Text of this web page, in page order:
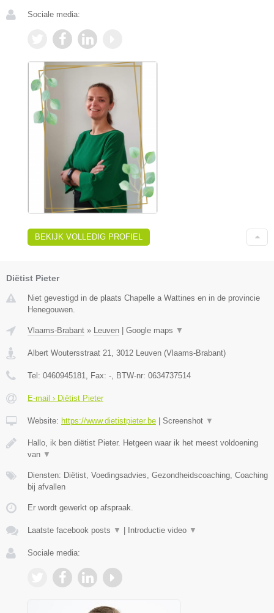
Sociale media:
BEKIJK VOLLEDIG PROFIEL
Diëtist Pieter
Niet gevestigd in de plaats Chapelle a Wattines en in de provincie
Henegouwen.
Vlaams-Brabant » Leuven | Google maps ▼
Albert Woutersstraat 21 3012 Leuven (Vlaams-Brabant)
Tel: 0460945181 , Fax: - , BTW-nr: 0634737514
E-mail › Diëtist Pieter
Website: https://www.dietistpieter.be | Screenshot ▼
Hallo, ik ben diëtist Pieter. Hetgeen waar ik het meest voldoening
van ▼
Diensten: Diëtist, Voedingsadvies, Gezondheidscoaching, Coaching
bij afvallen
Er wordt gewerkt op afspraak.
Laatste facebook posts ▼ | Introductie video ▼
Sociale media: